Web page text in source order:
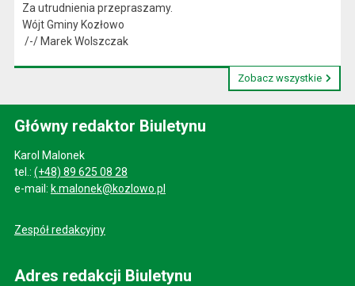
Za utrudnienia przepraszamy.
Wójt Gminy Kozłowo
/-/ Marek Wolszczak
Zobacz wszystkie
Główny redaktor Biuletynu
Karol Malonek
tel.: (+48) 89 625 08 28
e-mail: k.malonek@kozlowo.pl
Zespół redakcyjny
Adres redakcji Biuletynu